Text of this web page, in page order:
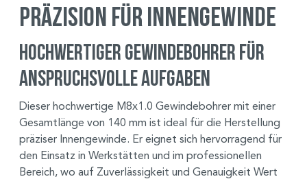
Präzision für Innengewinde
Hochwertiger Gewindebohrer für
anspruchsvolle Aufgaben
Dieser hochwertige M8x1.0 Gewindebohrer mit einer
Gesamtlänge von 140 mm ist ideal für die Herstellung
präziser Innengewinde. Er eignet sich hervorragend für
den Einsatz in Werkstätten und im professionellen
Bereich, wo auf Zuverlässigkeit und Genauigkeit Wert